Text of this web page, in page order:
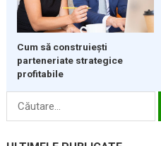
Cum să construiești
parteneriate strategice
profitabile
Caută